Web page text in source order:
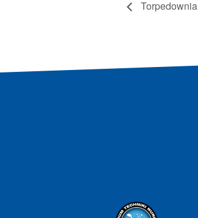
Torpedownia